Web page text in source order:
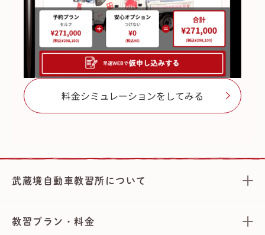
料金シミュレーションをしてみる
武蔵境自動車教習所について
教習プラン・料金